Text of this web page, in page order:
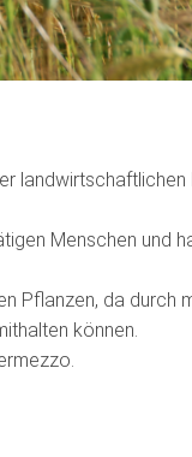
landwirtschaftlichen
Menschen und
Pflanzen, da durch
können.